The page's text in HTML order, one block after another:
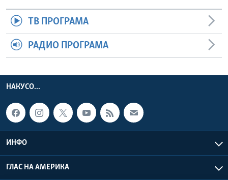
ТВ ПРОГРАМА
РАДИО ПРОГРАМА
НАКУСО...
ИНФО
ГЛАС НА АМЕРИКА